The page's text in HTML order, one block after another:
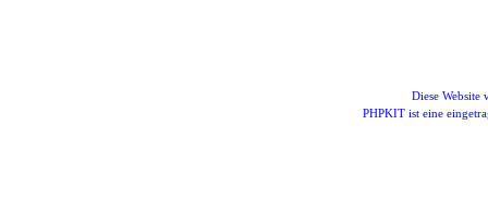
Diese Website
PHPKIT ist eine